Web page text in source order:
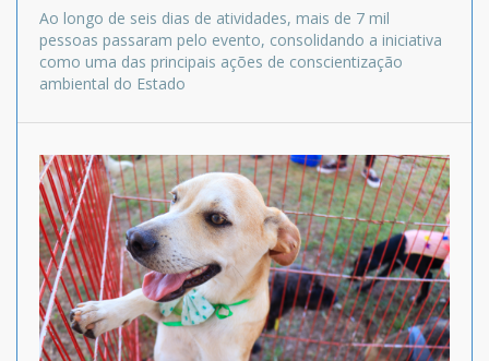
Ao longo de seis dias de atividades, mais de 7 mil
pessoas passaram pelo evento, consolidando a iniciativa
como uma das principais ações de conscientização
ambiental do Estado